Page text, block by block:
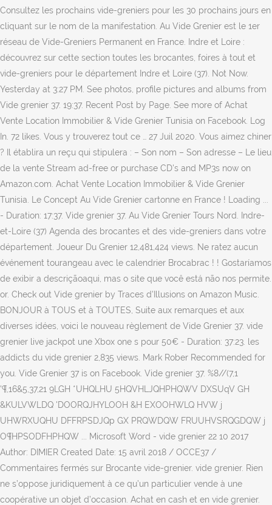
Consultez les prochains vide-greniers pour les 30 prochains jours en
cliquant sur le nom de la manifestation. Au Vide Grenier est le 1er
réseau de Vide-Greniers Permanent en France. Indre et Loire :
découvrez sur cette section toutes les brocantes, foires à tout et
vide-greniers pour le département Indre et Loire (37). Not Now.
Yesterday at 3:27 PM. See photos, profile pictures and albums from
Vide grenier 37. 19:37. Recent Post by Page. See more of Achat
Vente Location Immobilier & Vide Grenier Tunisia on Facebook. Log
In. 72 likes. Vous y trouverez tout ce … 27 Juil 2020. Vous aimez chiner
? Il établira un reçu qui stipulera : – Son nom – Son adresse – Le lieu
de la vente Stream ad-free or purchase CD's and MP3s now on
Amazon.com. Achat Vente Location Immobilier & Vide Grenier
Tunisia. Le Concept Au Vide Grenier cartonne en France ! Loading ...
- Duration: 17:37. Vide grenier 37. Au Vide Grenier Tours Nord. Indre-
et-Loire (37) Agenda des brocantes et des vide-greniers dans votre
département. Joueur Du Grenier 12,481,424 views. Ne ratez aucun
événement tourangeau avec le calendrier Brocabrac ! ! Gostaríamos
de exibir a descriçãoaqui, mas o site que você está não nos permite.
or. Check out Vide grenier by Traces d'Illusions on Amazon Music.
BONJOUR à TOUS et à TOUTES, Suite aux remarques et aux
diverses idées, voici le nouveau règlement de Vide Grenier 37. vide
grenier live jackpot une Xbox one s pour 50€ - Duration: 37:23. les
addicts du vide grenier 2,835 views. Mark Rober Recommended for
you. Vide Grenier 37 is on Facebook. Vide grenier 37. %8//(7,1
'¶,16&5,37,21 9LGH *UHQLHU 5HQVHLJQHPHQWV DXSUqV GH
&KULVWLDQ 'DOORQJHYLOOH &H EXOOHWLQ HVW j
UHWRXUQHU DFFRPSDJQp GX PRQWDQW FRUUHVSRQGDQW j
O¶HPSODFHPHQW ... Microsoft Word - vide grenier 22 10 2017
Author: DIMIER Created Date: 15 avril 2018 / OCCE37 /
Commentaires fermés sur Brocante vide-grenier. vide grenier. Rien
ne s’oppose juridiquement à ce qu’un particulier vende à une
coopérative un objet d’occasion. Achat en cash et en vide grenier.